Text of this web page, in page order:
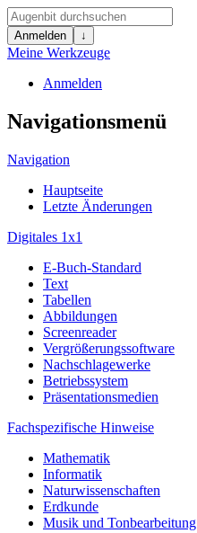
Anmelden ↓
Meine Werkzeuge
Anmelden
Navigationsmenü
Navigation
Hauptseite
Letzte Änderungen
Digitales 1x1
E-Buch-Standard
Text
Tabellen
Abbildungen
Screenreader
Vergrößerungssoftware
Nachschlagewerke
Betriebssystem
Präsentationsmedien
Fachspezifische Hinweise
Mathematik
Informatik
Naturwissenschaften
Erdkunde
Musik und Tonbearbeitung